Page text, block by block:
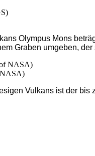
Olympus Mons
Graben umgeben,
Vulkans ist der